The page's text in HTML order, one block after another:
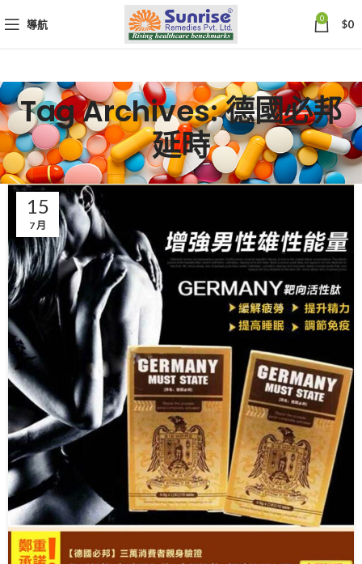
導航 0 $0
Tag Archives: 德國必邦
延時
15
7 月